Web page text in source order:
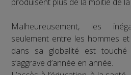
Malheureusement, les
seulement entre les hommes
dans sa globalité est
s’aggrave d’année en année.